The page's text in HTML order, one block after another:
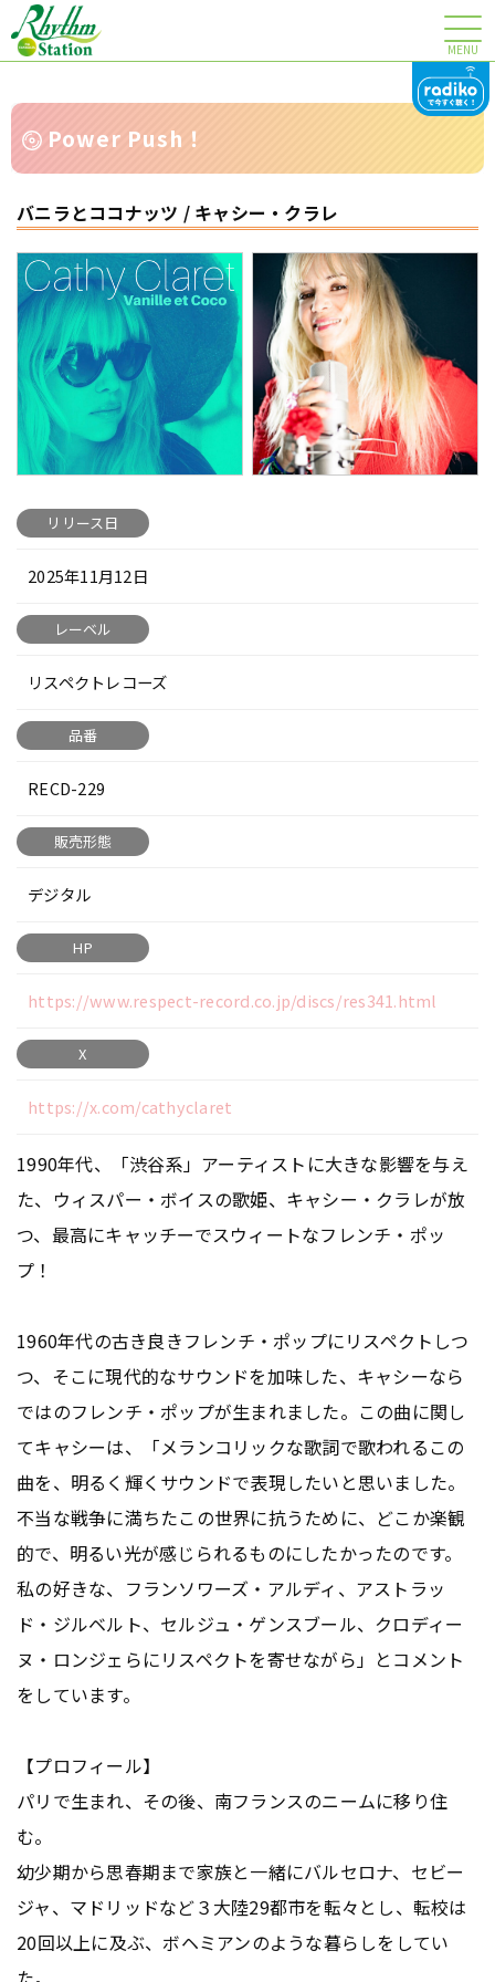
MENU
Power Push！
バニラとココナッツ / キャシー・クラレ
リリース日
2025年11月12日
レーベル
リスペクトレコーズ
品番
RECD-229
販売形態
デジタル
HP
https://www.respect-record.co.jp/discs/res341.html
X
https://x.com/cathyclaret
1990年代、「渋谷系」アーティストに大きな影響を与え
た、ウィスパー・ボイスの歌姫、キャシー・クラレが放
つ、最高にキャッチーでスウィートなフレンチ・ポッ
プ！
1960年代の古き良きフレンチ・ポップにリスペクトしつ
つ、そこに現代的なサウンドを加味した、キャシーなら
ではのフレンチ・ポップが生まれました。この曲に関し
てキャシーは、「メランコリックな歌詞で歌われるこの
曲を、明るく輝くサウンドで表現したいと思いました。
不当な戦争に満ちたこの世界に抗うために、どこか楽観
的で、明るい光が感じられるものにしたかったのです。
私の好きな、フランソワーズ・アルディ、アストラッ
ド・ジルベルト、セルジュ・ゲンスブール、クロディー
ヌ・ロンジェらにリスペクトを寄せながら」とコメント
をしています。
【プロフィール】
パリで生まれ、その後、南フランスのニームに移り住
む。
幼少期から思春期まで家族と一緒にバルセロナ、セビー
ジャ、マドリッドなど３大陸29都市を転々とし、転校は
20回以上に及ぶ、ボヘミアンのような暮らしをしてい